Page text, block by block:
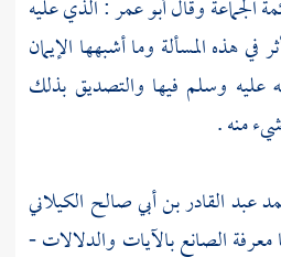
الجماعة وقالأبو عمر: الذي عليه
في هذه المسألة وما أشبهها الإيمان
عليه وسلم فيها والتصديق بذلك
منه .
عبد القادر بن أبي صالح الكيلاني
الصانع بالآيات والدلالات -